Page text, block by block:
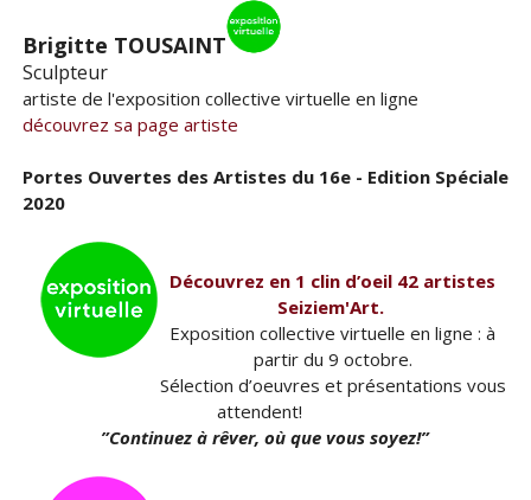
Brigitte TOUSAINT
Sculpteur
artiste de l'exposition collective virtuelle en ligne
découvrez sa page artiste
Portes Ouvertes des Artistes du 16e - Edition Spéciale
2020
Découvrez en 1 clin d’oeil 42 artistes
Seiziem'Art.
Exposition collective virtuelle en ligne : à
partir du 9 octobre.
Sélection d’oeuvres et présentations vous
attendent!
”Continuez à rêver, où que vous soyez!”